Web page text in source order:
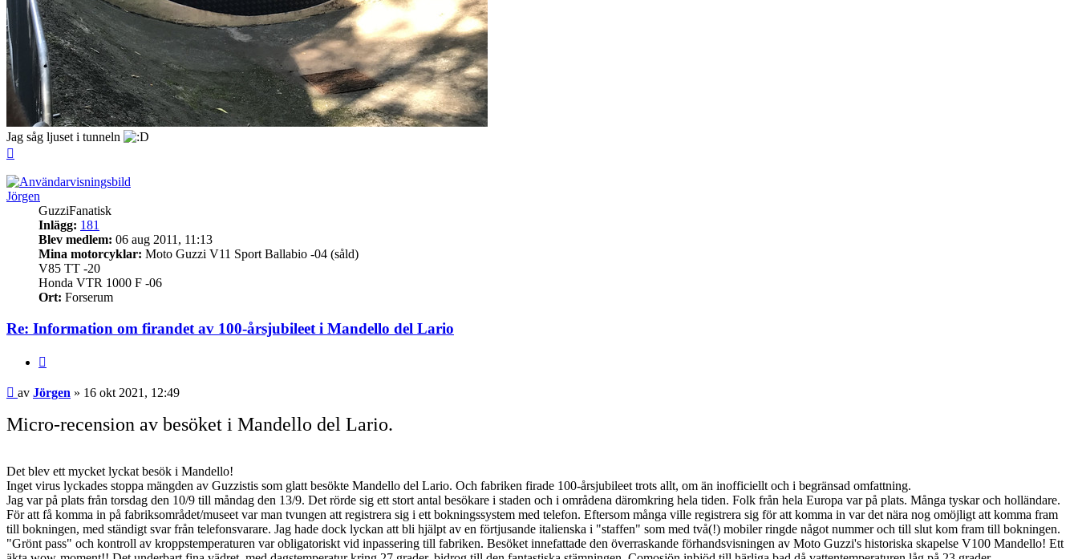
Jag såg ljuset i tunneln
Jörgen
GuzziFanatisk
Inlägg: 181
Blev medlem: 06 aug 2011, 11:13
Mina motorcyklar: Moto Guzzi V11 Sport Ballabio -04 (såld)
V85 TT -20
Honda VTR 1000 F -06
Ort: Forserum
Re: Information om firandet av 100-årsjubileet i Mandello del Lario
Inlägg
av Jörgen » 16 okt 2021, 12:49
Micro-recension av besöket i Mandello del Lario.
Det blev ett mycket lyckat besök i Mandello!
Inget virus lyckades stoppa mängden av Guzzistis som glatt besökte Mandello del Lario. Och fabriken firade 100-årsjubileet trots allt, om än inofficiellt och i begränsad omfattning.
Jag var på plats från torsdag den 10/9 till måndag den 13/9. Det rörde sig ett stort antal besökare i staden och i områdena däromkring hela tiden. Folk från hela Europa var på plats. Många tyskar och holländare.
För att få komma in på fabriksområdet/museet var man tvungen att registrera sig i ett bokningssystem med telefon. Eftersom många ville registrera sig för att komma in var det nära nog omöjligt att komma fram
till bokningen, med ständigt svar från telefonsvarare. Jag hade dock lyckan att bli hjälpt av en förtjusande italienska i "staffen" som med två(!) mobiler ringde något nummer och till slut kom fram till bokningen.
"Grönt pass" och kontroll av kroppstemperaturen var obligatoriskt vid inpassering till fabriken. Besöket innefattade den överraskande förhandsvisningen av Moto Guzzi's historiska skapelse V100 Mandello! Ett